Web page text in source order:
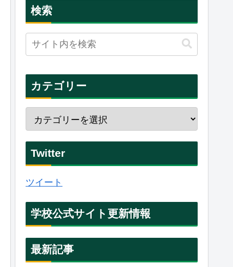
検索
カテゴリー
Twitter
ツイート
学校公式サイト更新情報
最新記事